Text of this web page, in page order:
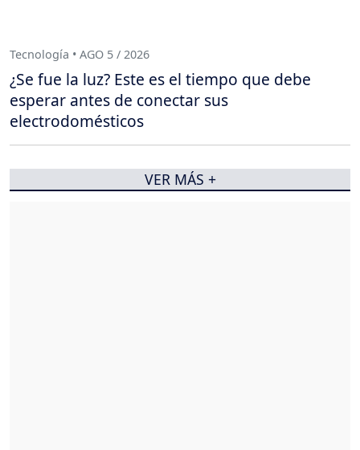
Tecnología • AGO 5 / 2026
¿Se fue la luz? Este es el tiempo que debe
esperar antes de conectar sus
electrodomésticos
VER MÁS +